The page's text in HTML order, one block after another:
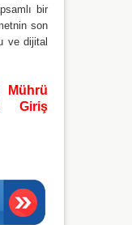
bir
son
ve dijital
Mührü
Giriş